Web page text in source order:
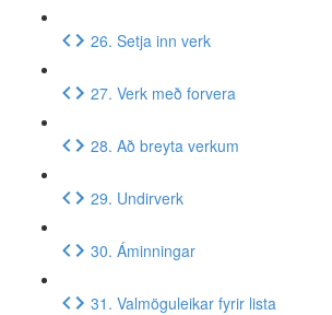
26. Setja inn verk
27. Verk með forvera
28. Að breyta verkum
29. Undirverk
30. Áminningar
31. Valmöguleikar fyrir lista